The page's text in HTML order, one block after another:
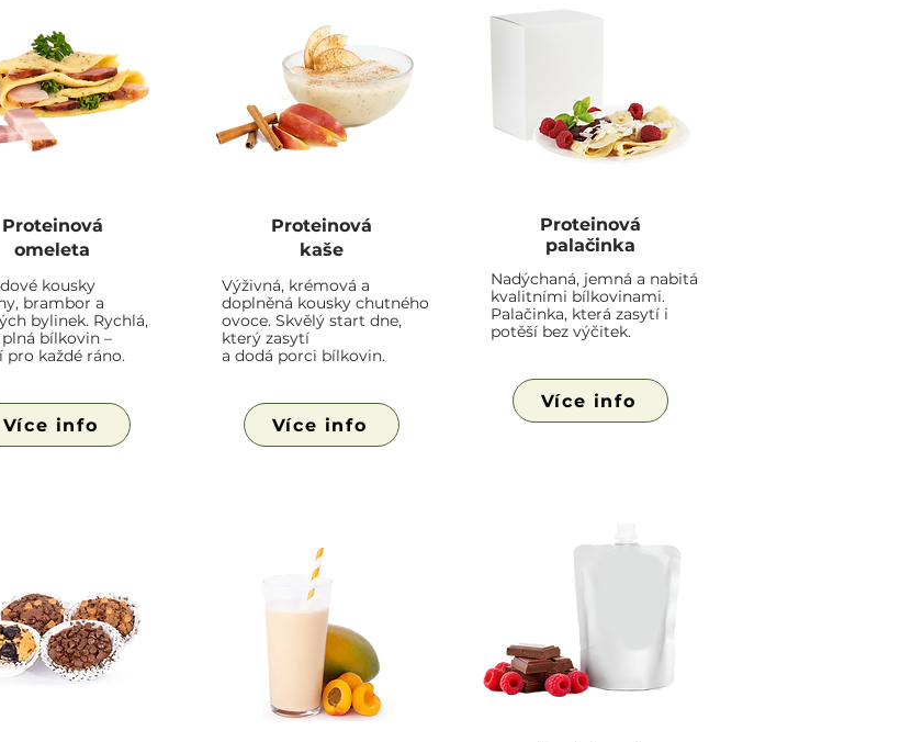
Proteinová
omeleta
kousky
brambor a
bylinek. Rychlá,
bílkovin –
pro každé ráno.
Více info
Proteinová
kaše
Výživná, krémová a
doplněná kousky chutného
ovoce. Skvělý start dne,
který zasytí
a dodá porci bílkovin.
Více info
Proteinová
palačinka
Nadýchaná, jemná a nabitá
kvalitními bílkovinami.
Palačinka, která zasytí i
potěší bez výčitek.
Více info